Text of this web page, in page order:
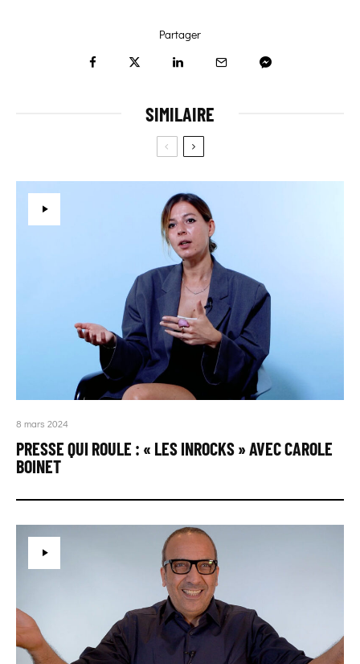
Partager
SIMILAIRE
8 mars 2024
PRESSE QUI ROULE : « LES INROCKS » AVEC CAROLE
BOINET